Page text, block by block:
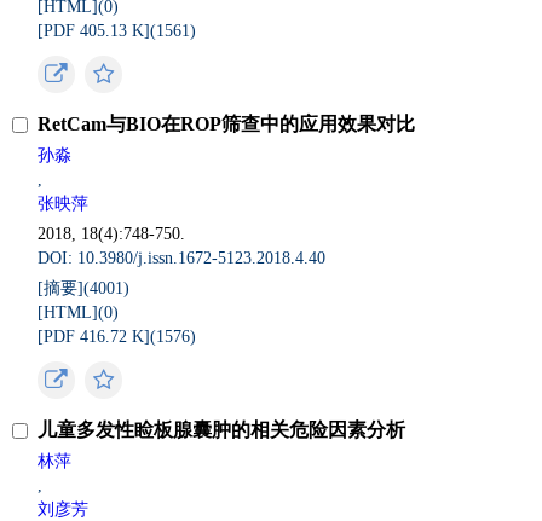
[HTML](0)
[PDF 405.13 K](1561)
RetCam与BIO在ROP筛查中的应用效果对比
孙淼
,
张映萍
2018, 18(4):748-750.
DOI: 10.3980/j.issn.1672-5123.2018.4.40
[摘要](4001)
[HTML](0)
[PDF 416.72 K](1576)
儿童多发性睑板腺囊肿的相关危险因素分析
林萍
,
刘彦芳